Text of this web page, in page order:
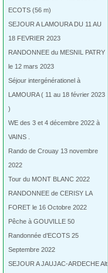
ECOTS (56 m)
SEJOUR A LAMOURA DU 11 AU
18 FEVRIER 2023
RANDONNEE du MESNIL PATRY
le 12 mars 2023
Séjour intergénérationel à
LAMOURA ( 11 au 18 février 2023
)
WE des 3 et 4 décembre 2022 à
VAINS .
Rando de Crouay 13 novembre
2022
Tour du MONT BLANC 2022
RANDONNEE de CERISY LA
FORET le 16 Octobre 2022
Pêche à GOUVILLE 50
Randonnée d’ECOTS 25
Septembre 2022
SEJOUR A JAUJAC-ARDECHE Alt